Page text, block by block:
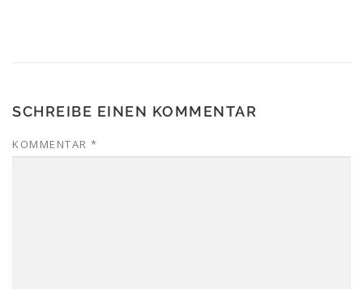
SCHREIBE EINEN KOMMENTAR
KOMMENTAR *